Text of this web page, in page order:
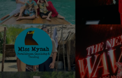
Portal
&